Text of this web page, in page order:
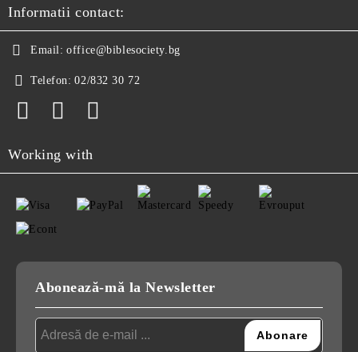
Informatii contact:
Email: office@biblesociety.bg
Telefon: 02/832 30 72
Working with
Abonează-mă la Newsletter